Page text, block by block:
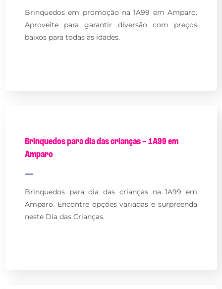
Brinquedos em promoção na 1A99 em Amparo.
Aproveite para garantir diversão com preços
baixos para todas as idades.
Brinquedos para dia das crianças – 1A99 em
Amparo
Brinquedos para dia das crianças na 1A99 em
Amparo. Encontre opções variadas e surpreenda
neste Dia das Crianças.